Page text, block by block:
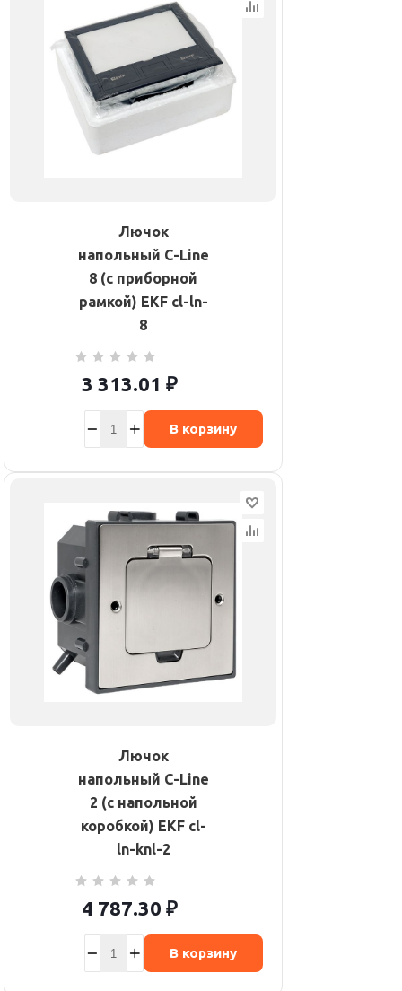
Лючок
напольный C-Line
8 (с приборной
рамкой) EKF cl-ln-
8
3 313.01 ₽
В корзину
Лючок
напольный C-Line
2 (с напольной
коробкой) EKF cl-
ln-knl-2
4 787.30 ₽
В корзину